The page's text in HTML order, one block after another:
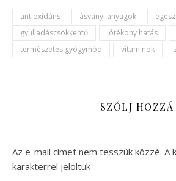
antioxidáns ásványi anyagok
gyulladáscsökkentő
jótékony hatás
természetes gyógymód
vitaminok
SZÓLJ HOZZÁ
Az e-mail címet nem tesszük közzé. A
karakterrel jelöltük